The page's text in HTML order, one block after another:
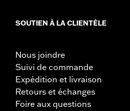
SOUTIEN À LA CLIENTÈLE
Nous joindre
Suivi de commande
Expédition et livraison
Retours et échanges
Foire aux questions